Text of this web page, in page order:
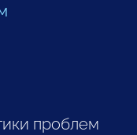
проблем